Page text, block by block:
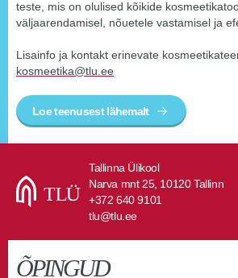
teste, mis on olulised kõikide
väljaarendamisel, nõuetele vastamisel ja
Lisainfo ja kontakt erinevate
kosmeetika@tlu.ee
Loe teenusest lähemalt
Tallinna Ülikool
Narva mnt 25, 10120 Tallinn
+372 640 9101
tlu@tlu.ee
ÕPINGUD